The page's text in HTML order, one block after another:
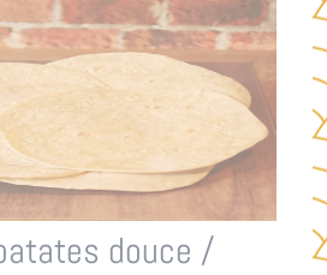
douce /